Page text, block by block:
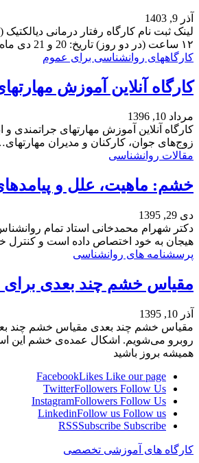
آذر 9, 1403
١٢ ساعت (در دو روز) تاریخ: 20 و 21 دی ماه…
کارگاههای روانشناسی برای عموم
کارگاه آنلاین آموزش
مرداد 10, 1396
کارگاه آنلاین آموزش مهارتهای جراتمندی
زوج‌های جوان، کارکنان و مدیران
مقالات روانشناسی
خشم: ماهیت، علل و
دی 29, 1395
دکتر شهرام محمدخانی استاد تمام
هیجان به خود اختصاص داده است و
پرسشنامه های روانشناسی
مقیاس خشم چند بعدی برای
آذر 10, 1395
مقیاس خشم چند بعدی مقیاس خشم چند
روبرو می‌شویم. اشکال عمده‌ی خشم این
همیشه بروز باشید
FacebookLikes Like our page
TwitterFollowers Follow Us
InstagramFollowers Follow Us
LinkedinFollow us Follow us
RSSSubscribe Subscribe
کارگاه های آموزشی تخصصی